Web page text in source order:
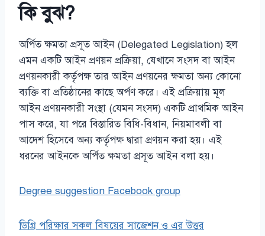
কি বুঝ?
অর্পিত ক্ষমতা প্রসূত আইন (Delegated Legislation) হল
এমন একটি আইন প্রণয়ন প্রক্রিয়া, যেখানে সংসদ বা আইন
প্রণয়নকারী কর্তৃপক্ষ তার আইন প্রণয়নের ক্ষমতা অন্য কোনো
ব্যক্তি বা প্রতিষ্ঠানের কাছে অর্পণ করে। এই প্রক্রিয়ায় মূল
আইন প্রণয়নকারী সংস্থা (যেমন সংসদ) একটি প্রাথমিক আইন
পাস করে, যা পরে বিস্তারিত বিধি-বিধান, নিয়মাবলী বা
আদেশ হিসেবে অন্য কর্তৃপক্ষ দ্বারা প্রণয়ন করা হয়। এই
ধরনের আইনকে অর্পিত ক্ষমতা প্রসূত আইন বলা হয়।
Degree suggestion Facebook group
ডিগ্রি পরিক্ষার সকল বিষয়ের সাজেশন ও এর উত্তর